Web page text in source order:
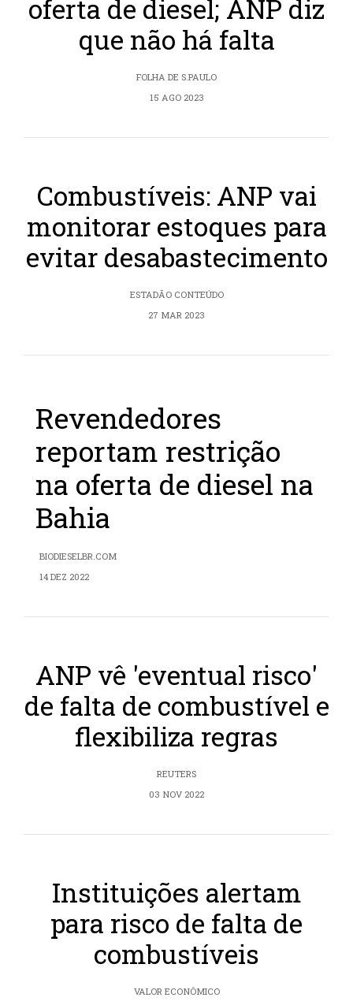
oferta de diesel; ANP diz
que não há falta
FOLHA DE S.PAULO
15 AGO 2023
Combustíveis: ANP vai
monitorar estoques para
evitar desabastecimento
ESTADÃO CONTEÚDO
27 MAR 2023
Revendedores
reportam restrição
na oferta de diesel na
Bahia
BIODIESELBR.COM
14 DEZ 2022
ANP vê 'eventual risco'
de falta de combustível e
flexibiliza regras
REUTERS
03 NOV 2022
Instituições alertam
para risco de falta de
combustíveis
VALOR ECONÔMICO